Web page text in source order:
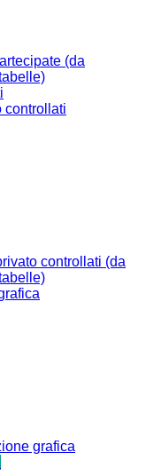
(da
controllati
controllati (da
grafica